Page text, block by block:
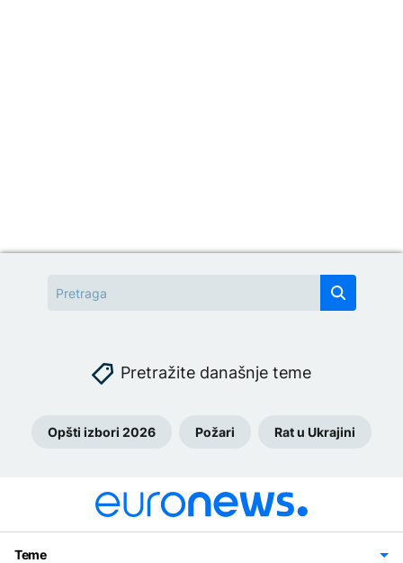
Pretražite današnje teme
Opšti izbori 2026 Požari Rat u Ukrajini
Teme